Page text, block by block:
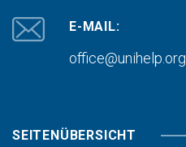
E-MAIL:
office@unihelp.org
SEITENÜBERSICHT